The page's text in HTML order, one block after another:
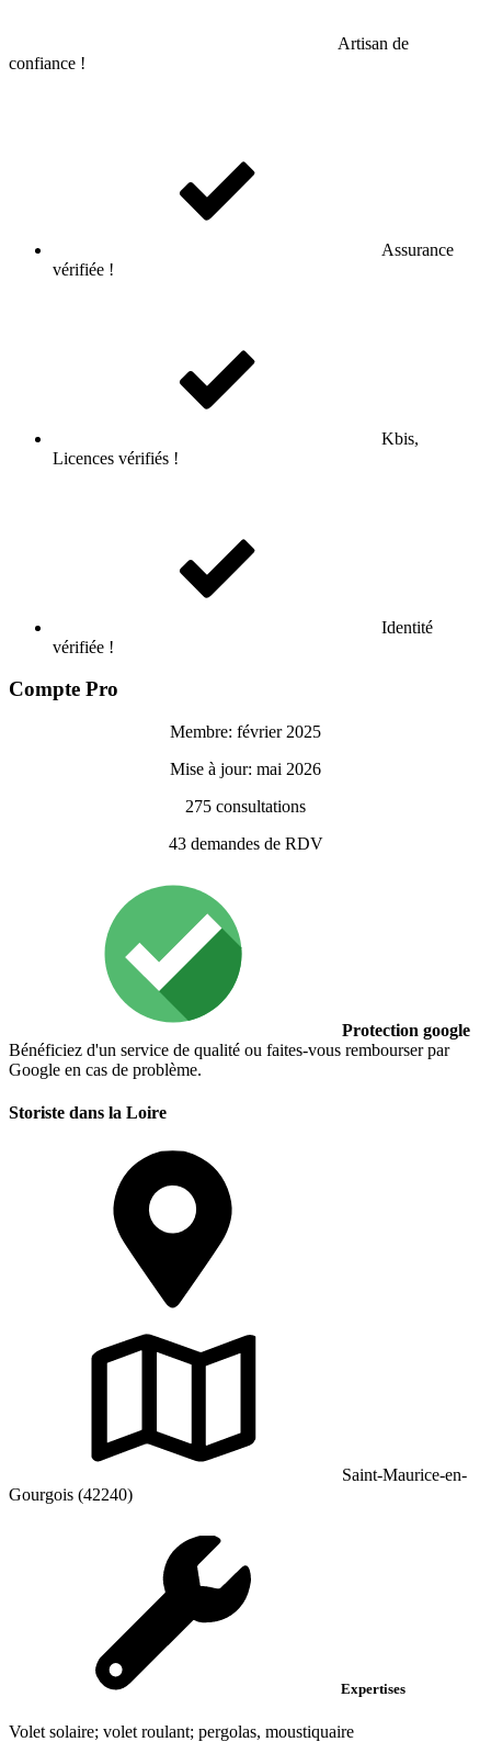
Artisan de
confiance !
Assurance
vérifiée !
Kbis,
Licences vérifiés !
Identité
vérifiée !
Compte Pro
Membre: février 2025
Mise à jour: mai 2026
275 consultations
43demandes de RDV
Protection google
Bénéficiez d'un service de qualité ou faites-vous rembourser par
Google en cas de problème.
Storiste dans la Loire
Saint-Maurice-en-
Gourgois (42240)
Expertises
Volet solaire; volet roulant; pergolas, moustiquaire